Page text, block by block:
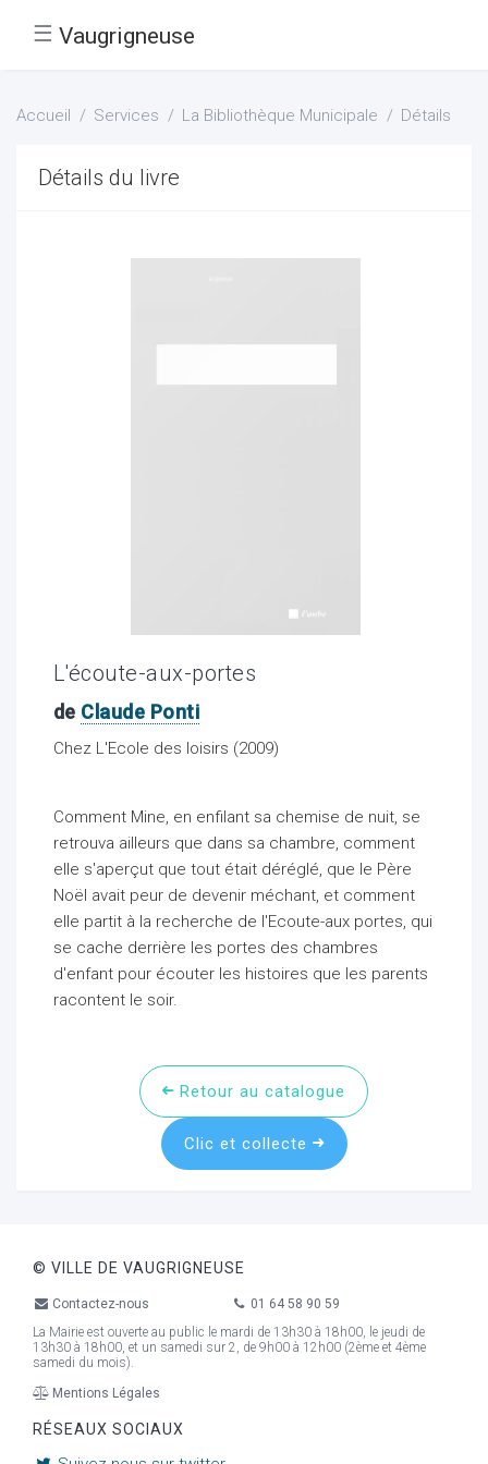
☰ Vaugrigneuse
Accueil Services La Bibliothèque Municipale Détails
Détails du livre
L'écoute-aux-portes
de Claude Ponti
Chez L'Ecole des loisirs (2009)
Comment Mine, en enfilant sa chemise de nuit, se
retrouva ailleurs que dans sa chambre, comment
elle s'aperçut que tout était déréglé, que le Père
Noël avait peur de devenir méchant, et comment
elle partit à la recherche de l'Ecoute-aux portes, qui
se cache derrière les portes des chambres
d'enfant pour écouter les histoires que les parents
racontent le soir.
Retour au catalogue
Clic et collecte
© VILLE DE VAUGRIGNEUSE
Contactez-nous
01 64 58 90 59
La Mairie est ouverte au public le mardi de 13h30 à 18h00, le jeudi de
13h30 à 18h00, et un samedi sur 2, de 9h00 à 12h00 (2ème et 4ème
samedi du mois).
Mentions Légales
RÉSEAUX SOCIAUX